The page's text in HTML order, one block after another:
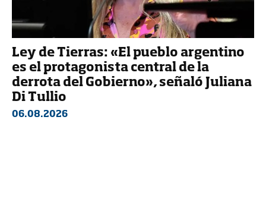
Ley de Tierras: «El pueblo argentino
es el protagonista central de la
derrota del Gobierno», señaló Juliana
Di Tullio
06.08.2026